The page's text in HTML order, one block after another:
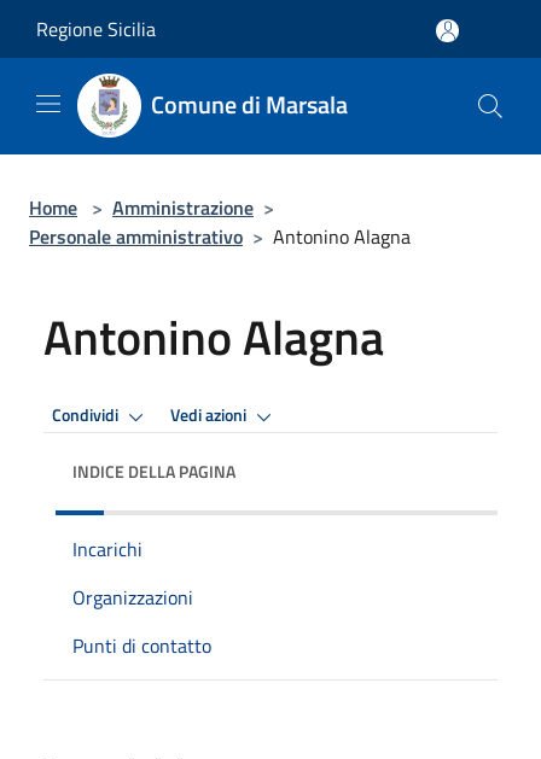
Regione Sicilia
Comune di Marsala
Home > Amministrazione >
Personale amministrativo > Antonino Alagna
Antonino Alagna
Condividi Vedi azioni
INDICE DELLA PAGINA
Incarichi
Organizzazioni
Punti di contatto